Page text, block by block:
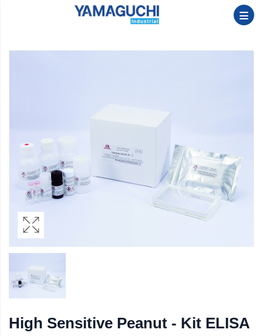
High Sensitive Peanut - Kit ELISA